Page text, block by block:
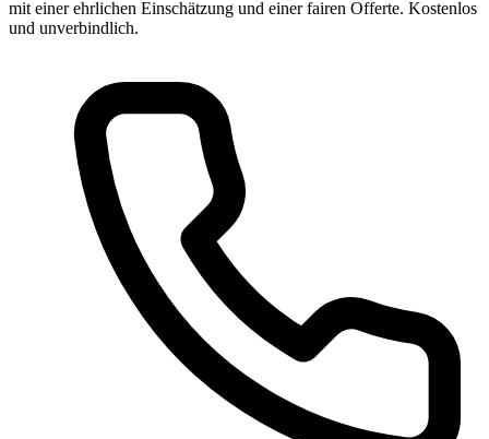
mit einer ehrlichen Einschätzung und einer fairen Offerte. Kostenlos
und unverbindlich.